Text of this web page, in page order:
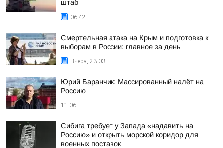
штаб
06:42
Смертельная атака на Крым и подготовка к
выборам в России: главное за день
Вчера, 23:03
Юрий Баранчик: Массированный налёт на
Россию
11:06
Сибига требует у Запада «надавить на
Россию» и открыть морской коридор для
военных поставок